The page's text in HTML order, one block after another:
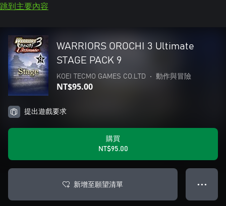
跳到主要內容
WARRIORS OROCHI 3 Ultimate
STAGE PACK 9
KOEI TECMO GAMES CO.LTD • 動作與冒險
NT$95.00
提出遊戲要求
購買
NT$95.00
新增至願望清單 ● ● ●